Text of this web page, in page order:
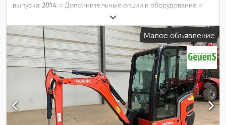
выпуска:2014, = Дополнительные опции и оборудование =
Csdpfxoxx Stwj Angjha - Централизованная система смазки
Малое объявление